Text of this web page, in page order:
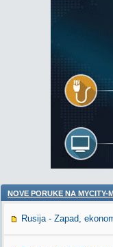
NOVE PORUKE NA MYCITY-
Rusija - Zapad,